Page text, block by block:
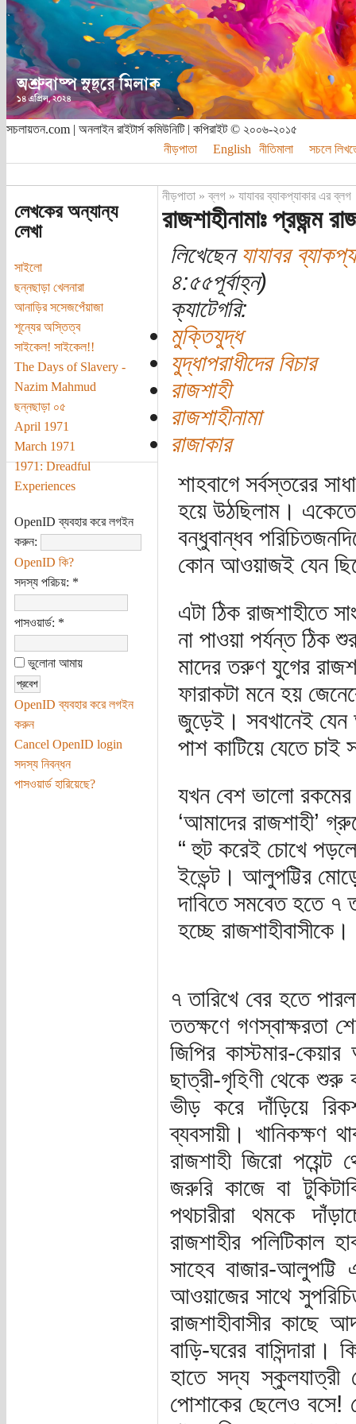
সচলায়তন.com | অনলাইন রাইটার্স কমিউনিটি | কপিরাইট © ২০০৬-২০১৫
নীড়পাতা
English নীতিমালা সচলে
লেখকের অন্যান্য
লেখা
সাইলো
ছন্নছাড়া খেলনারা
আনাড়ির সসেজপেঁয়াজা
শূন্যের অস্তিত্ব
সাইকেল! সাইকেল!!
The Days of Slavery -
Nazim Mahmud
ছন্নছাড়া ০৫
April 1971
March 1971
1971: Dreadful
Experiences
OpenID ব্যবহার করে লগইন
করুন:
OpenID কি?
সদস্য পরিচয়: *
পাসওয়ার্ড: *
ভুলোনা আমায়
OpenID ব্যবহার করে লগইন
করুন
Cancel OpenID login
সদস্য নিবন্ধন
পাসওয়ার্ড হারিয়েছে?
নীড়পাতা»ব্লগ» যাযাবর ব্যাকপ্যাকার এর ব্লগ
রাজশাহীনামাঃ প্রজন্ম
লিখেছেনযাযাবর
৪:৫৫পূর্বাহ্ন)
ক্যাটেগরি:
মুক্তিযুদ্ধ
যুদ্ধাপরাধীদের বিচার
রাজশাহী
রাজশাহীনামা
রাজাকার
শাহবাগে সর্বস্তরের
হয়ে উঠছিলাম।
বন্ধুবান্ধব
কোন আওয়াজই যেন
এটা ঠিক রাজশাহীতে
না পাওয়া পর্যন্ত ঠিক
মাদের তরুণ যুগের
ফারাকটা মনে হয়
জুড়েই। সবখানেই যেন
পাশ কাটিয়ে যেতে
যখন বেশ ভালো রকমের
‘আমাদের রাজশাহী’
“ হুট করেই চোখে পড়লো
ইভেন্ট। আলুপট্টির
দাবিতে সমবেত হতে ৭
হচ্ছে রাজশাহীবাসীকে।
৭ তারিখে বের হতে
ততক্ষণে গণস্বাক্ষরতা
জিপির কাস্টমার-
ছাত্রী-গৃহিণী থেকে
ভীড় করে দাঁড়িয়ে
ব্যবসায়ী। খানিকক্ষণ
রাজশাহী জিরো
জরুরি কাজে বা
পথচারীরা থমকে
রাজশাহীর পলিটিকাল
সাহেব বাজার-
আওয়াজের সাথে
রাজশাহীবাসীর কাছে
বাড়ি-ঘরের
হাতে সদ্য স্কুলযাত্রী
পোশাকের ছেলেও বসে!